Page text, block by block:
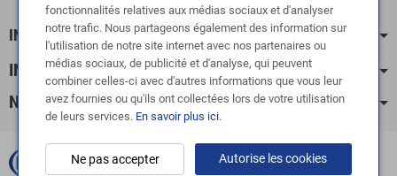
INFORMATION
INFOS PRATIQUES
NOS CATÉGORIES
Copyright © 2003-2024 | FOX ÉCHAPPEMENTS
fonctionnalités relatives aux médias sociaux et d'analyser
notre trafic. Nous partageons également des information sur
l'utilisation de notre site internet avec nos partenaires ou
médias sociaux, de publicité et d'analyse, qui peuvent
combiner celles-ci avec d'autres informations que vous leur
avez fournies ou qu'ils ont collectées lors de votre utilisation
de leurs services. En savoir plus ici.
Autorise les cookies
Ne pas accepter